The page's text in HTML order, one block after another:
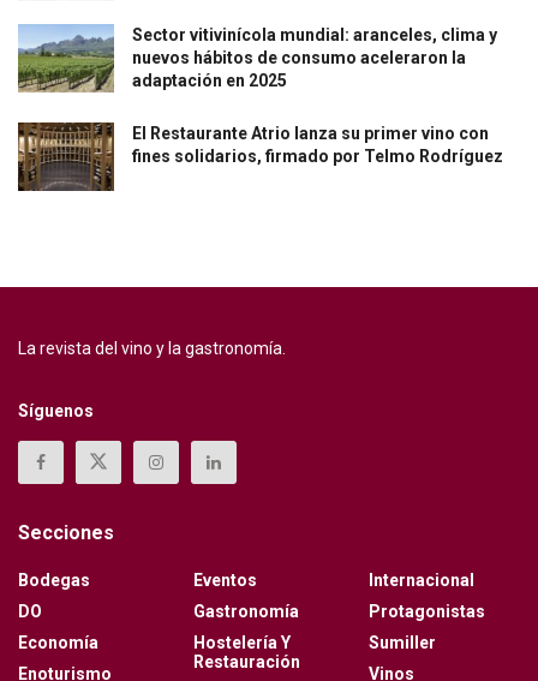
Sector vitivinícola mundial: aranceles, clima y
nuevos hábitos de consumo aceleraron la
adaptación en 2025
El Restaurante Atrio lanza su primer vino con
fines solidarios, firmado por Telmo Rodríguez
La revista del vino y la gastronomía.
Síguenos
Secciones
Bodegas
DO
Economía
Enoturismo
Eventos
Gastronomía
Hostelería Y
Restauración
Internacional
Protagonistas
Sumiller
Vinos